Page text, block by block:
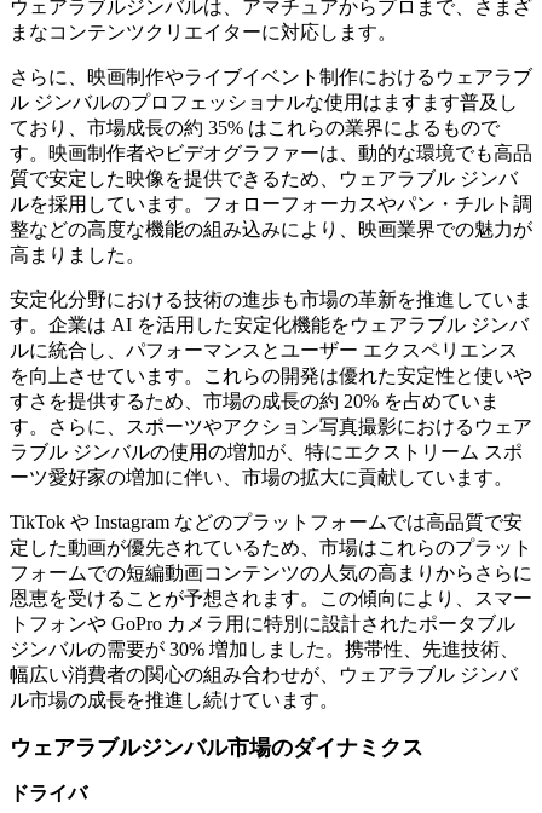
ウェアラブルジンバルは、アマチュアからプロまで、さまざ
まなコンテンツクリエイターに対応します。
さらに、映画制作やライブイベント制作におけるウェアラブ
ル ジンバルのプロフェッショナルな使用はますます普及し
ており、市場成長の約 35% はこれらの業界によるもので
す。映画制作者やビデオグラファーは、動的な環境でも高品
質で安定した映像を提供できるため、ウェアラブル ジンバ
ルを採用しています。フォローフォーカスやパン・チルト調
整などの高度な機能の組み込みにより、映画業界での魅力が
高まりました。
安定化分野における技術の進歩も市場の革新を推進していま
す。企業は AI を活用した安定化機能をウェアラブル ジンバ
ルに統合し、パフォーマンスとユーザー エクスペリエンス
を向上させています。これらの開発は優れた安定性と使いや
すさを提供するため、市場の成長の約 20% を占めていま
す。さらに、スポーツやアクション写真撮影におけるウェア
ラブル ジンバルの使用の増加が、特にエクストリーム スポ
ーツ愛好家の増加に伴い、市場の拡大に貢献しています。
TikTok や Instagram などのプラットフォームでは高品質で安
定した動画が優先されているため、市場はこれらのプラット
フォームでの短編動画コンテンツの人気の高まりからさらに
恩恵を受けることが予想されます。この傾向により、スマー
トフォンや GoPro カメラ用に特別に設計されたポータブル
ジンバルの需要が 30% 増加しました。携帯性、先進技術、
幅広い消費者の関心の組み合わせが、ウェアラブル ジンバ
ル市場の成長を推進し続けています。
ウェアラブルジンバル市場のダイナミクス
ドライバ